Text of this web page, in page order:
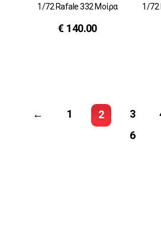
1/72 Rafale 332 Μοίρα
€ 140.00
1/72
← 1 2 3
6